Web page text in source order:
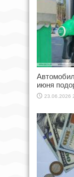
июня
23.06.2026